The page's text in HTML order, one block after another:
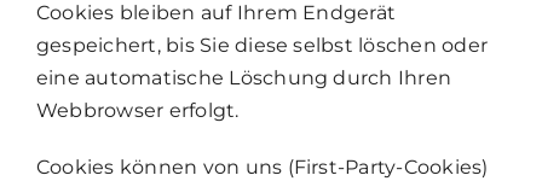
Cookies bleiben auf Ihrem Endgerät
gespeichert, bis Sie diese selbst löschen oder
eine automatische Löschung durch Ihren
Webbrowser erfolgt.
Cookies können von uns (First-Party-Cookies)